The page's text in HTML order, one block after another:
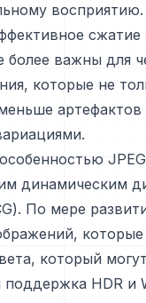
важны для
которые не
артефактов
динамическим
По мере
который
HDR и